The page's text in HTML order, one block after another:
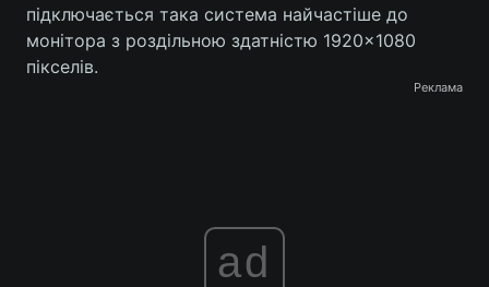
підключається така система найчастіше до
монітора з роздільною здатністю 1920×1080
пікселів.
Реклама
ad